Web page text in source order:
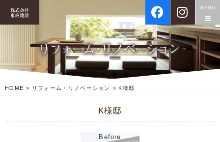
MENU
HOME » リフォーム・リノベーション » K様邸
K様邸
Before